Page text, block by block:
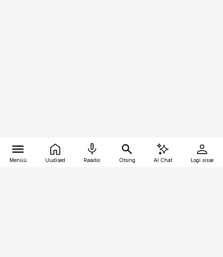
Menüü Uudised Raadio Otsing AI Chat Logi sisse